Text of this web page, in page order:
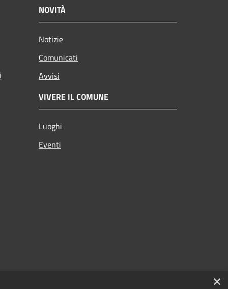
NOVITÀ
Notizie
Comunicati
Avvisi
VIVERE IL COMUNE
Luoghi
Eventi
×